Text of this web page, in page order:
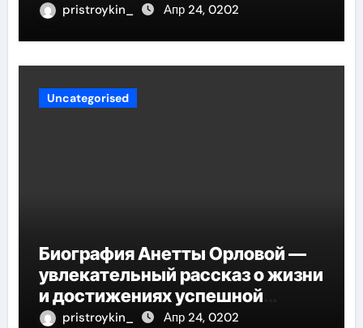
pristroykin_ Апр 24, 0202
Uncategorised
Биография Анетты Орловой —
увлекательный рассказ о жизни
и достижениях успешной
фигуристки
pristroykin_ Апр 24, 0202